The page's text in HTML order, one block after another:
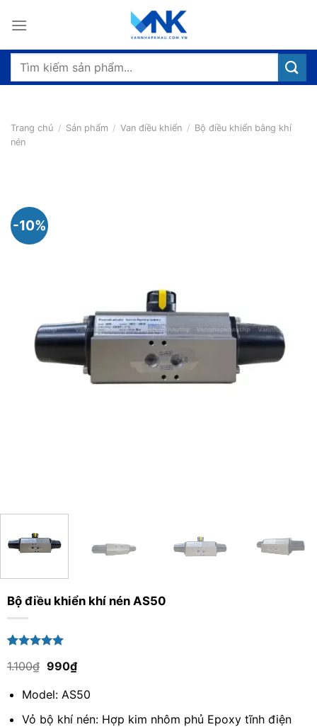
qua
dung
Tìm
Trang chủ / Sản phẩm / Van điều khiển / Bộ điều khiển bằng khí
nén
-10%
Bộ điều khiển khí nén AS50
dựa trên
1.100₫ Giá
là:
1.100₫.
990₫Giá
hiện
tại
là:
Model: AS50
Vỏ bộ khí nén: Hợp kim nhôm phủ Epoxy tĩnh điện